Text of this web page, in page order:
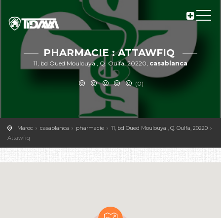
PHARMACIE : ATTAWFIQ
11, bd Oued Moulouya , Q. Oulfa, 20220, casablanca
(0)
Maroc casablanca pharmacie
11, bd Oued Moulouya , Q. Oulfa, 20220
Attawfiq